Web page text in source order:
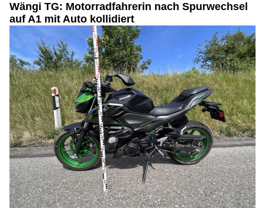
Wängi TG: Motorradfahrerin nach Spurwechsel
auf A1 mit Auto kollidiert